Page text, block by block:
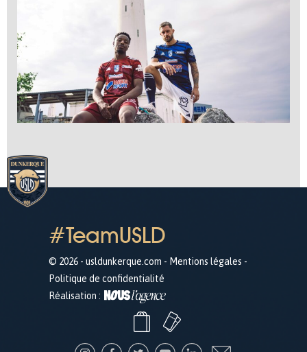
#TeamUSLD
© 2026 - usldunkerque.com - Mentions légales -
Politique de confidentialité
Réalisation :